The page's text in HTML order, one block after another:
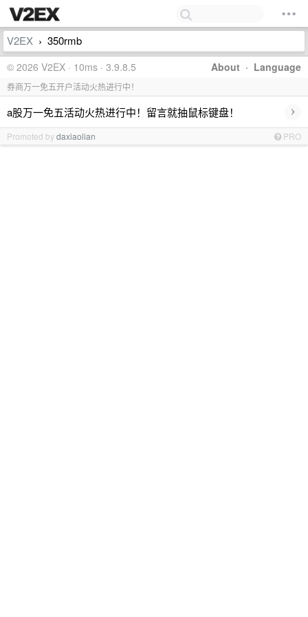
V2EX › 350rmb
About · Language
© 2026 V2EX · 10ms · 3.9.8.5
券商万一免五开户活动火热进行中！
a股万一免五活动火热进行中！留言就抽鼠标键盘！ ›
Promoted bydaxiaolian PRO